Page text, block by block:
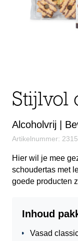
Stijlvol
Alcoholvrij |
Artikelnummer:
Hier wil je mee
schoudertas met
goede producten
Inhoud
Vasad